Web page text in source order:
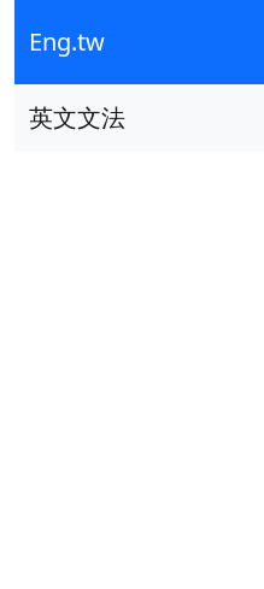
Eng.tw
英文文法